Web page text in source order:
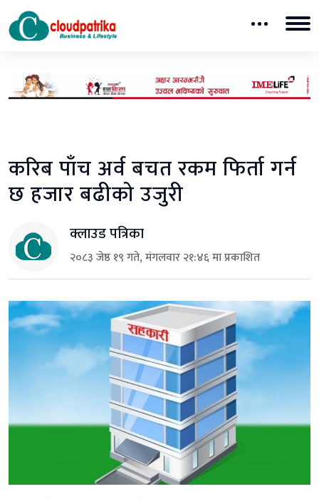
करिब पाँच अर्व बचत रकम फिर्ता गर्न
छ हजार बढीको उजुरी
क्लाउड पत्रिका
२०८३ जेष्ठ १९ गते, मंगलवार २१:४६ मा प्रकाशित